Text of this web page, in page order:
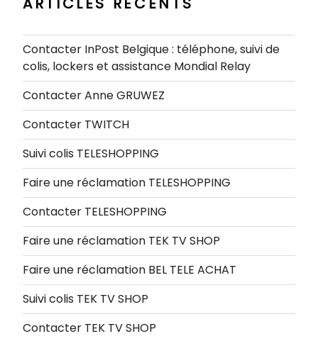
Contacter InPost Belgique : téléphone, suivi de
colis, lockers et assistance Mondial Relay
Contacter Anne GRUWEZ
Contacter TWITCH
Suivi colis TELESHOPPING
Faire une réclamation TELESHOPPING
Contacter TELESHOPPING
Faire une réclamation TEK TV SHOP
Faire une réclamation BEL TELE ACHAT
Suivi colis TEK TV SHOP
Contacter TEK TV SHOP